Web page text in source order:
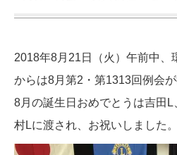
2018年8月21日（火）午前中、
からは8月第2・第1313回例会が
8月の誕生日おめでとうは吉田
村Lに渡され、お祝いしました。